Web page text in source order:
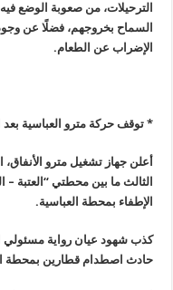
السماح بخروجهم، فضلًا عن
الإضراب عن الطعام.
* توقف حركة مترو العباسية
أعلن جهاز تشغيل مترو
الثالث ما بين محطتي “العتبة
الإطفاء بمحطة العباسية.
كذب شهود عيان رواية مسئولي
حادث اصطدام قطارين بمحطة